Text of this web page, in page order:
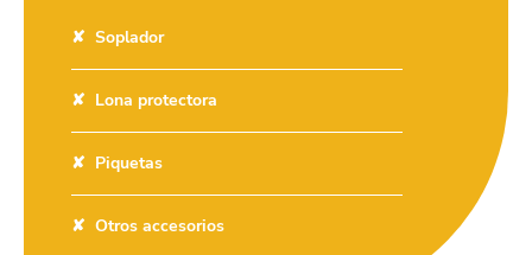
Soplador
Lona protectora
Piquetas
Otros accesorios